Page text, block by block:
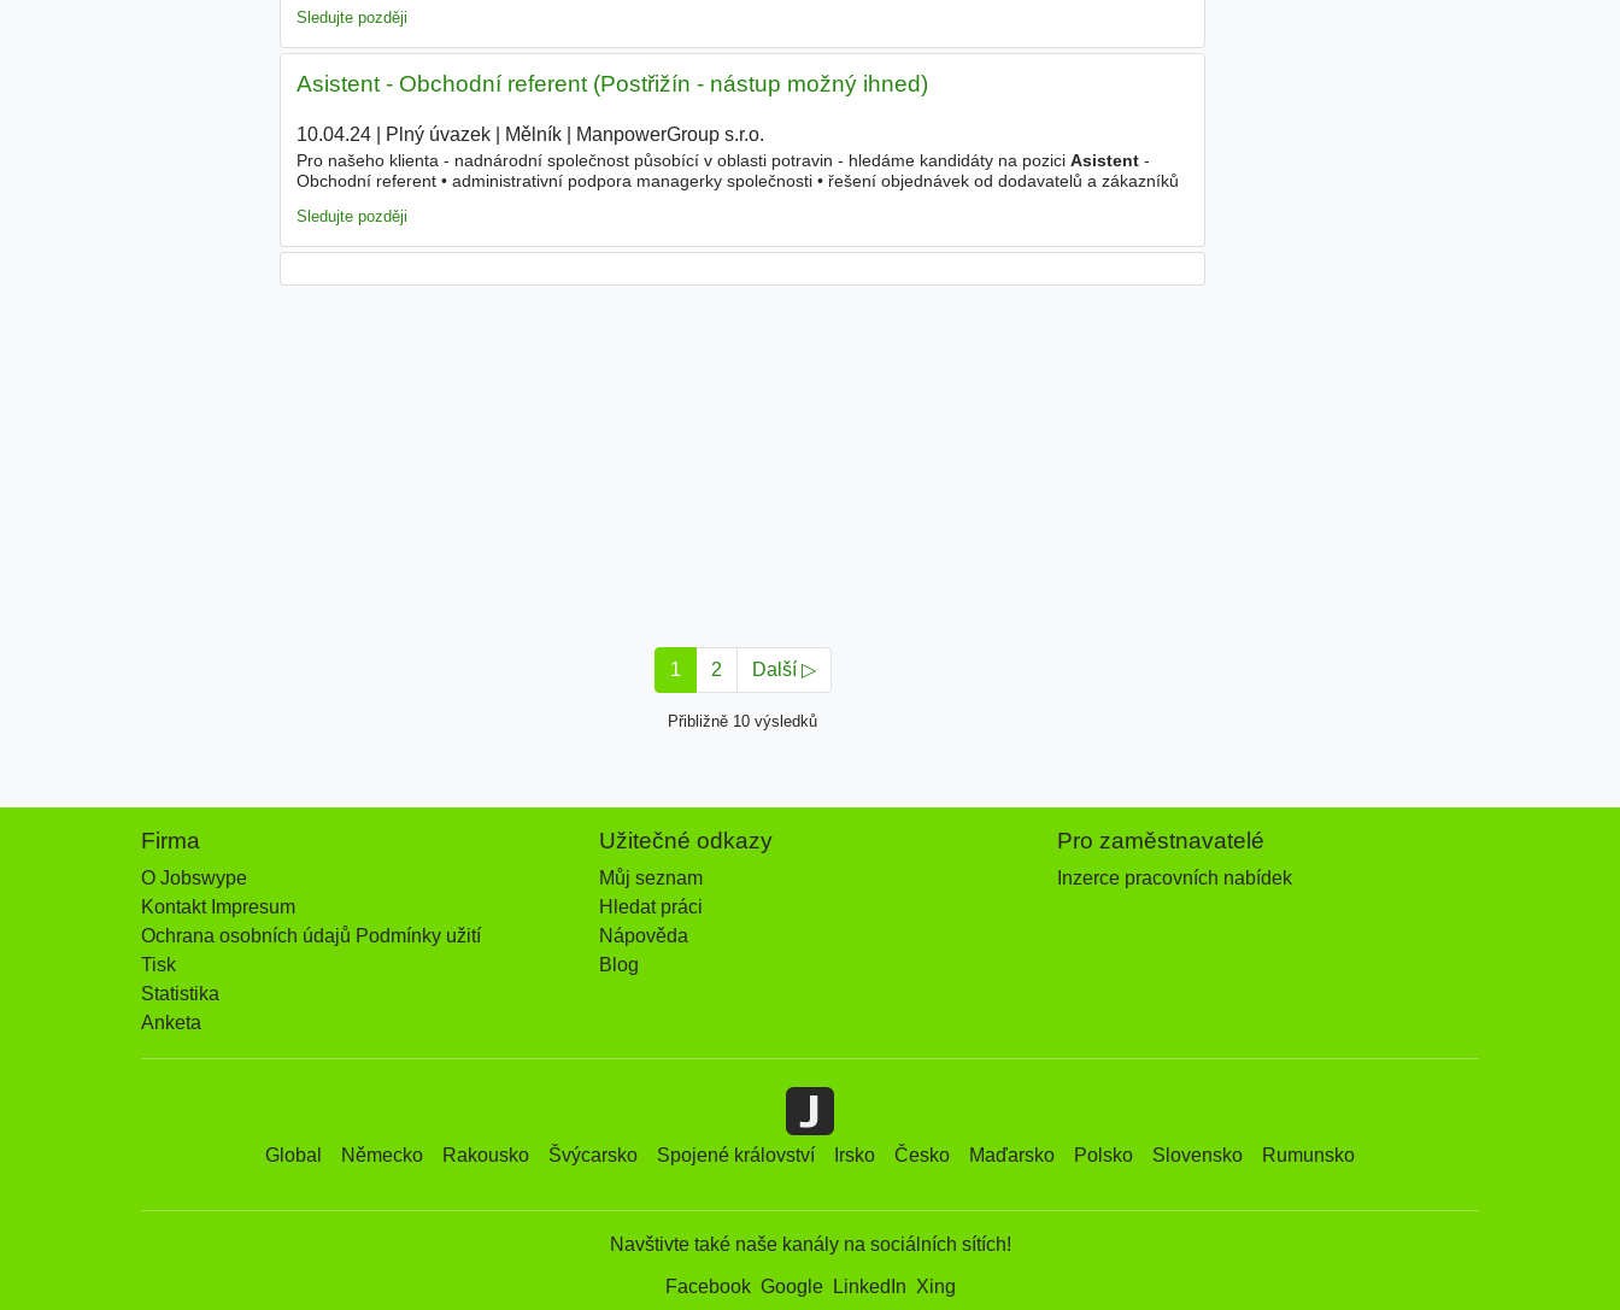
Sledujte později
Asistent - Obchodní referent (Postřižín - nástup možný ihned)
10.04.24| Plný úvazek| Mělník| ManpowerGroup s.r.o.
Pro našeho klienta - nadnárodní společnost působící v oblasti potravin - hledáme kandidáty na pozici Asistent-
Obchodní referent • administrativní podpora managerky společnosti • řešení objednávek od dodavatelů a zákazníků
Sledujte později
1 2 Další ▷
Přibližně 10 výsledků
Firma
O Jobswype
Kontakt Impresum
Ochrana osobních údajů Podmínky užití
Tisk
Statistika
Anketa
Užitečné odkazy
Můj seznam
Hledat práci
Nápověda
Blog
Pro zaměstnavatelé
Inzerce pracovních nabídek
Global Německo Rakousko Švýcarsko Spojené království Irsko Česko Maďarsko Polsko Slovensko Rumunsko
Navštivte také naše kanály na sociálních sítích!
Facebook Google LinkedIn Xing